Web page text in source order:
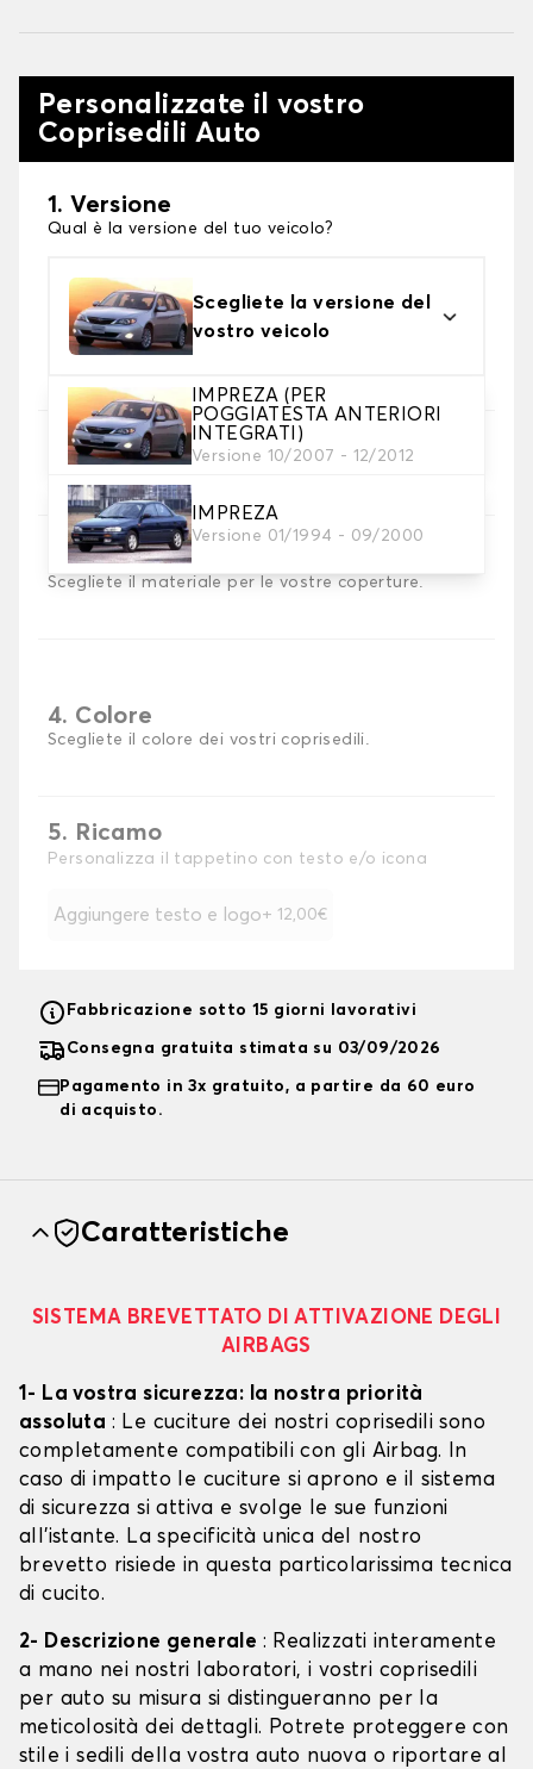
Personalizzate il vostro
Coprisedili Auto
1. Versione
Qual è la versione del tuo veicolo?
Scegliete la versione del
vostro veicolo
IMPREZA (PER
POGGIATESTA ANTERIORI
INTEGRATI)
Versione 10/2007 - 12/2012
IMPREZA
Versione 01/1994 - 09/2000
2. Set di coperture
3. Materiale
Scegliete il materiale per le vostre coperture.
4. Colore
Scegliete il colore dei vostri coprisedili.
5. Ricamo
Personalizza il tappetino con testo e/o icona
Aggiungere testo e logo + 12,00€
Fabbricazione sotto 15 giorni lavorativi
Consegna gratuita stimata su 03/09/2026
Pagamento in 3x gratuito, a partire da 60 euro
di acquisto.
Caratteristiche
SISTEMA BREVETTATO DI ATTIVAZIONE DEGLI
AIRBAGS
1- La vostra sicurezza: la nostra priorità
assoluta : Le cuciture dei nostri coprisedili sono
completamente compatibili con gli Airbag. In
caso di impatto le cuciture si aprono e il sistema
di sicurezza si attiva e svolge le sue funzioni
all'istante. La specificità unica del nostro
brevetto risiede in questa particolarissima tecnica
di cucito.
2- Descrizione generale : Realizzati interamente
a mano nei nostri laboratori, i vostri coprisedili
per auto su misura si distingueranno per la
meticolosità dei dettagli. Potrete proteggere con
stile i sedili della vostra auto nuova o riportare al